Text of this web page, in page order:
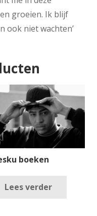
groeien. Ik blijf
ook niet wachten’
boeken
Lees verder